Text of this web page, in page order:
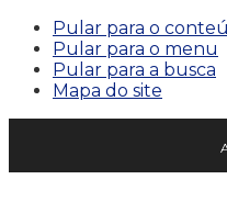
Pular para o
Pular para o menu
Pular para a busca
Mapa do site